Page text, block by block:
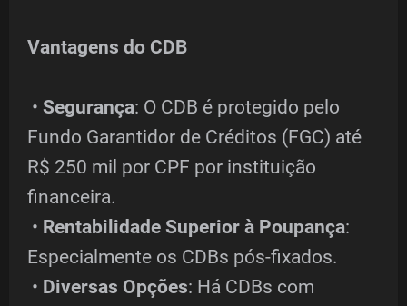
Vantagens do CDB
• Segurança: O CDB é protegido pelo
Fundo Garantidor de Créditos (FGC) até
R$ 250 mil por CPF por instituição
financeira.
• Rentabilidade Superior à Poupança:
Especialmente os CDBs pós-fixados.
• Diversas Opções: Há CDBs com